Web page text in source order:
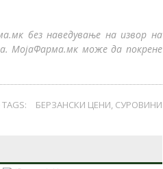
без наведување на извор на
МојаФарма.мк може да покрене
TAGS: БЕРЗАНСКИ ЦЕНИ, СУРОВИНИ